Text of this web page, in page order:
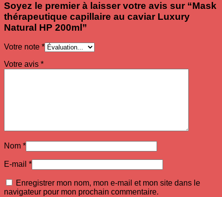
Soyez le premier à laisser votre avis sur “Mask
thérapeutique capillaire au caviar Luxury
Natural HP 200ml”
Votre note *
Votre avis *
Nom *
E-mail *
Enregistrer mon nom, mon e-mail et mon site dans le
navigateur pour mon prochain commentaire.